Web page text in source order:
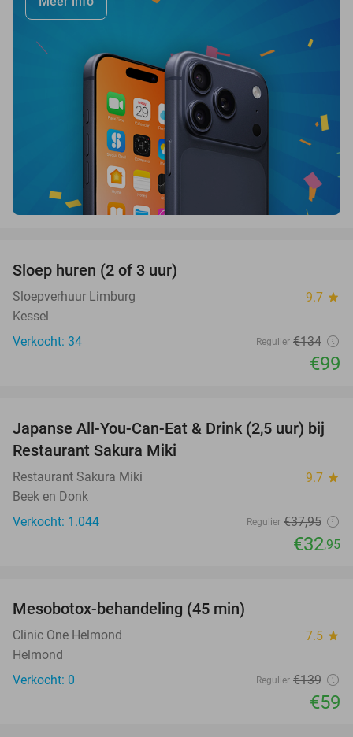
Sloep huren (2 of 3 uur)
Sloepverhuur Limburg 9.7 star
Kessel
Verkocht: 34
Regulier €134
€99
13%
Japanse All-You-Can-Eat & Drink (2,5 uur) bij
Restaurant Sakura Miki
Restaurant Sakura Miki 9.7 star
Beek en Donk
Verkocht: 1.044
Regulier €37,95
€32,95
TODAY
Mesobotox-behandeling (45 min)
Clinic One Helmond 7.5 star
Helmond
Verkocht: 0
Regulier €139
€59